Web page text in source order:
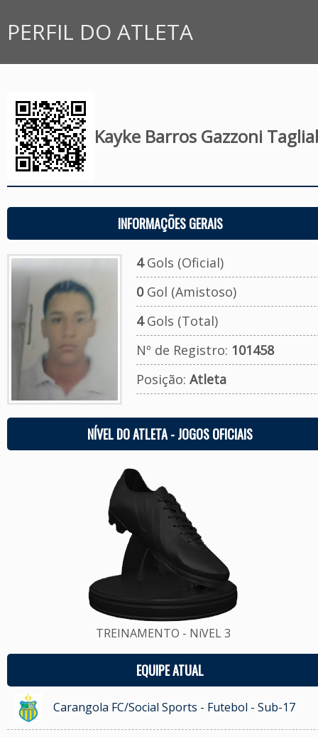
PERFIL DO ATLETA
Kayke Barros Gazzoni
INFORMAÇÕES GERAIS
4Gols (Oficial)
0Gol (Amistoso)
4Gols (Total)
Nº de Registro: 101458
Posição: Atleta
NÍVEL DO ATLETA - JOGOS OFICIAIS
TREINAMENTO - NíVEL 3
EQUIPE ATUAL
Carangola FC/Social Sports - Futebol - Sub-17